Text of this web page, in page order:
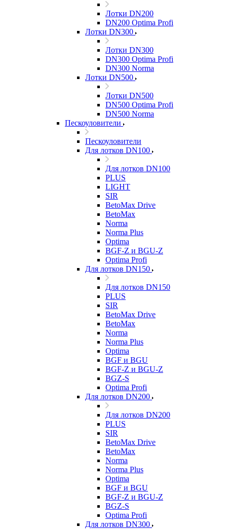
Лотки DN200
DN200 Optima Profi
Лотки DN300
Лотки DN300
DN300 Optima Profi
DN300 Norma
Лотки DN500
Лотки DN500
DN500 Optima Profi
DN500 Norma
Пескоуловители
Пескоуловители
Для лотков DN100
Для лотков DN100
PLUS
LIGHT
SIR
BetoMax Drive
BetoMax
Norma
Norma Plus
Optima
BGF-Z и BGU-Z
Optima Profi
Для лотков DN150
Для лотков DN150
PLUS
SIR
BetoMax Drive
BetoMax
Norma
Norma Plus
Optima
BGF и BGU
BGF-Z и BGU-Z
BGZ-S
Optima Profi
Для лотков DN200
Для лотков DN200
PLUS
SIR
BetoMax Drive
BetoMax
Norma
Norma Plus
Optima
BGF и BGU
BGF-Z и BGU-Z
BGZ-S
Optima Profi
Для лотков DN300